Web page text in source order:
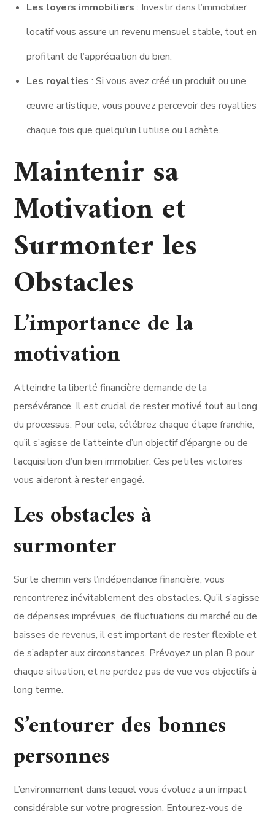
Les loyers immobiliers : Investir dans l’immobilier
locatif vous assure un revenu mensuel stable, tout en
profitant de l’appréciation du bien.
Les royalties : Si vous avez créé un produit ou une
œuvre artistique, vous pouvez percevoir des royalties
chaque fois que quelqu’un l’utilise ou l’achète.
Maintenir sa
Motivation et
Surmonter les
Obstacles
L’importance de la
motivation
Atteindre la liberté financière demande de la
persévérance. Il est crucial de rester motivé tout au long
du processus. Pour cela, célébrez chaque étape franchie,
qu’il s’agisse de l’atteinte d’un objectif d’épargne ou de
l’acquisition d’un bien immobilier. Ces petites victoires
vous aideront à rester engagé.
Les obstacles à
surmonter
Sur le chemin vers l’indépendance financière, vous
rencontrerez inévitablement des obstacles. Qu’il s’agisse
de dépenses imprévues, de fluctuations du marché ou de
baisses de revenus, il est important de rester flexible et
de s’adapter aux circonstances. Prévoyez un plan B pour
chaque situation, et ne perdez pas de vue vos objectifs à
long terme.
S’entourer des bonnes
personnes
L’environnement dans lequel vous évoluez a un impact
considérable sur votre progression. Entourez-vous de